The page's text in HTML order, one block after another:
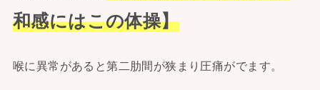
和感にはこの体操】
喉に異常があると第二肋間が狭まり圧痛がでます。